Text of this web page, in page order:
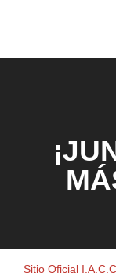
Sitio Oficial